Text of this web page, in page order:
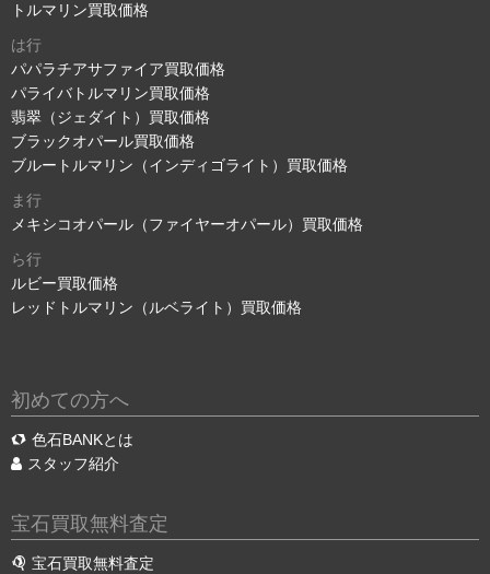
トルマリン買取価格
は行
パパラチアサファイア買取価格
パライバトルマリン買取価格
翡翠（ジェダイト）買取価格
ブラックオパール買取価格
ブルートルマリン（インディゴライト）買取価格
ま行
メキシコオパール（ファイヤーオパール）買取価格
ら行
ルビー買取価格
レッドトルマリン（ルベライト）買取価格
初めての方へ
色石BANKとは
スタッフ紹介
宝石買取無料査定
宝石買取無料査定